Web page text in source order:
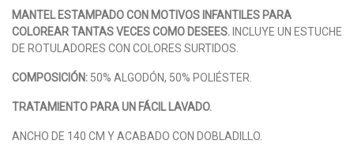
MANTEL ESTAMPADO CON MOTIVOS INFANTILES PARA
COLOREAR TANTAS VECES COMO DESEES.INCLUYE UN ESTUCHE
DE ROTULADORES CON COLORES SURTIDOS.
COMPOSICIÓN: 50% ALGODÓN, 50% POLIÉSTER.
TRATAMIENTO PARA UN FÁCIL LAVADO.
ANCHO DE 140 CM Y ACABADO CON DOBLADILLO.